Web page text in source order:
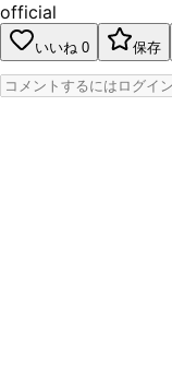
official
いいね 0 保存